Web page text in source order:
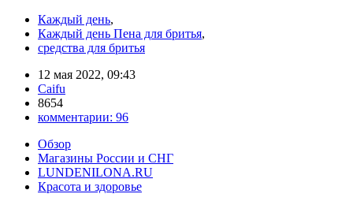
Каждый день,
Каждый день Пена для бритья,
средства для бритья
12 мая 2022, 09:43
Caifu
8654
комментарии: 96
Обзор
Магазины России и СНГ
LUNDENILONA.RU
Красота и здоровье